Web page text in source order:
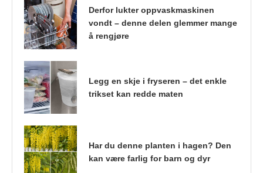
Derfor lukter oppvaskmaskinen
vondt – denne delen glemmer mange
å rengjøre
Legg en skje i fryseren – det enkle
trikset kan redde maten
Har du denne planten i hagen? Den
kan være farlig for barn og dyr